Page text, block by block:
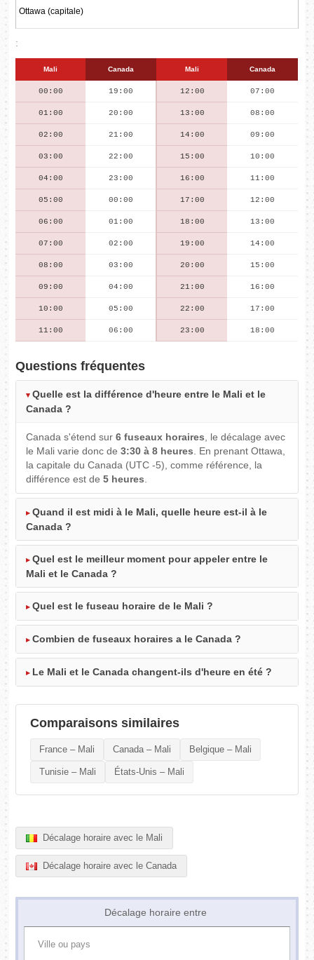
:
Mali Canada Mali Canada
00:00 19:00 12:00 07:00
01:00 20:00 13:00 08:00
02:00 21:00 14:00 09:00
03:00 22:00 15:00 10:00
04:00 23:00 16:00 11:00
05:00 00:00 17:00 12:00
06:00 01:00 18:00 13:00
07:00 02:00 19:00 14:00
08:00 03:00 20:00 15:00
09:00 04:00 21:00 16:00
10:00 05:00 22:00 17:00
11:00 06:00 23:00 18:00
Questions fréquentes
Quelle est la différence d'heure entre le Mali et le
Canada ?
Canada s'étend sur6 fuseaux horaires, le décalage avec
le Mali varie donc de3:30 à 8 heures. En prenant Ottawa,
la capitale du Canada (UTC -5), comme référence, la
différence est de5 heures.
Quand il est midi à le Mali, quelle heure est-il à le
Canada ?
Quel est le meilleur moment pour appeler entre le
Mali et le Canada ?
Quel est le fuseau horaire de le Mali ?
Combien de fuseaux horaires a le Canada ?
Le Mali et le Canada changent-ils d'heure en été ?
Comparaisons similaires
France – Mali Canada – Mali Belgique – Mali
Tunisie – Mali États-Unis – Mali
Décalage horaire avec le Mali
Décalage horaire avec le Canada
Décalage horaire entre